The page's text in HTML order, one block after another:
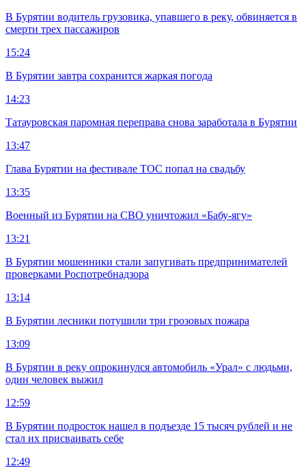
В Бурятии водитель грузовика, упавшего в реку, обвиняется в
смерти трех пассажиров
15:24
В Бурятии завтра сохранится жаркая погода
14:23
Татауровская паромная переправа снова заработала в Бурятии
13:47
Глава Бурятии на фестивале ТОС попал на свадьбу
13:35
Военный из Бурятии на СВО уничтожил «Бабу-ягу»
13:21
В Бурятии мошенники стали запугивать предпринимателей
проверками Роспотребнадзора
13:14
В Бурятии лесники потушили три грозовых пожара
13:09
В Бурятии в реку опрокинулся автомобиль «Урал» с людьми,
один человек выжил
12:59
В Бурятии подросток нашел в подъезде 15 тысяч рублей и не
стал их присваивать себе
12:49